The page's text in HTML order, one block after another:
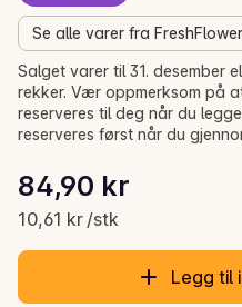
Se alle varer fra
Gjeldende pris er: 84,90 kr
84,90 kr
10,61 kr /stk
Stykkpris: 10,61 kr /stk
Salget varer til 31. desember
rekker. Vær oppmerksom på
reserveres til deg når du
reserveres først når du
Legg til